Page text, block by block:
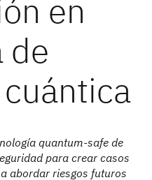
en
de
quantum-safe de
para crear casos
abordar riesgos futuros